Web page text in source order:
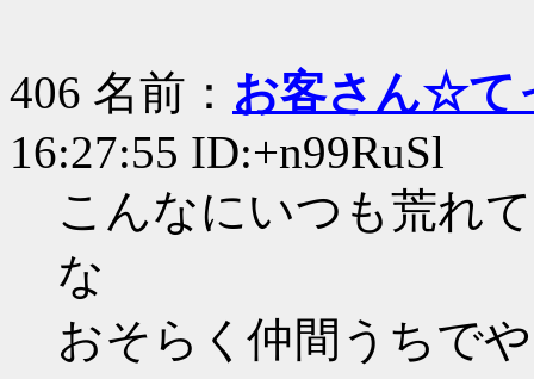
406 名前： お客さん☆て
16:27:55 ID:+n99RuSl
こんなにいつも荒れ
な
おそらく仲間うちで